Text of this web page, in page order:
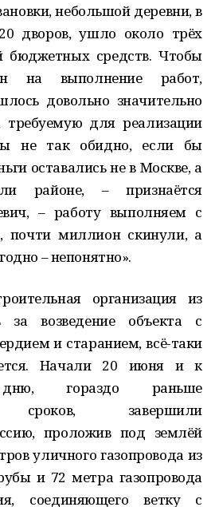
небольшой деревни, в
дворов, ушло около трёх
бюджетных средств. Чтобы
на выполнение работ,
довольно значительно
для реализации
не так обидно, если бы
оставались не в Москве, а
районе, – признаётся
– работу выполняем с
почти миллион скинули, а
– непонятно».
организация из
за возведение объекта с
и старанием, всё-таки
Начали 20 июня и к
дню, гораздо раньше
сроков, завершили
проложив под землёй
уличного газопровода из
и 72 метра газопровода
соединяющего ветку с